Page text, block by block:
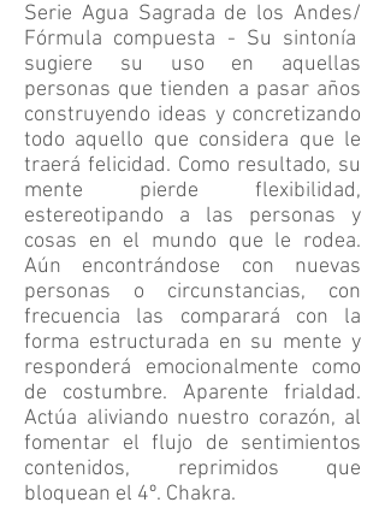
Serie Agua Sagrada de los Andes/
Fórmula compuesta - Su sintonía
sugiere su uso en aquellas
personas que tienden a pasar años
construyendo ideas y concretizando
todo aquello que considera que le
traerá felicidad. Como resultado, su
mente pierde flexibilidad,
estereotipando a las personas y
cosas en el mundo que le rodea.
Aún encontrándose con nuevas
personas o circunstancias, con
frecuencia las comparará con la
forma estructurada en su mente y
responderá emocionalmente como
de costumbre. Aparente frialdad.
Actúa aliviando nuestro corazón, al
fomentar el flujo de sentimientos
contenidos, reprimidos que
bloquean el 4º. Chakra.